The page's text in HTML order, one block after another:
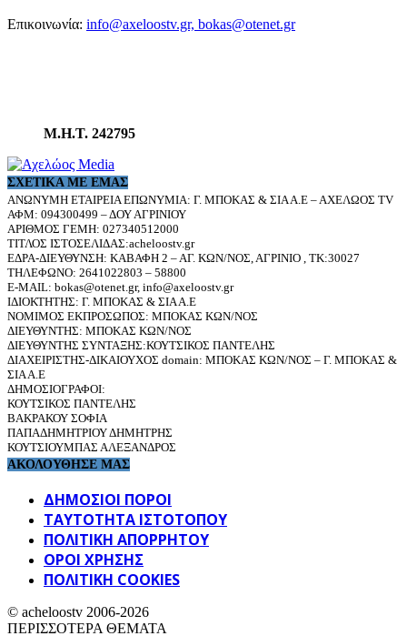
Επικοινωνία: info@axeloostv.gr, bokas@otenet.gr
Μ.Η.Τ. 242795
ΣΧΕΤΙΚΆ ΜΕ ΕΜΆΣ
ΑΝΩΝΥΜΗ ΕΤΑΙΡΕΙΑ ΕΠΩΝΥΜΙΑ: Γ. ΜΠΟΚΑΣ & ΣΙΑ Α.Ε – ΑΧΕΛΩΟΣ TV
ΑΦΜ: 094300499 – ΔΟΥ ΑΓΡΙΝΙΟΥ
ΑΡΙΘΜΟΣ ΓΕΜΗ: 027340512000
ΤΙΤΛΟΣ ΙΣΤΟΣΕΛΙΔΑΣ:acheloostv.gr
ΕΔΡΑ-ΔΙΕΥΘΥΝΣΗ: ΚΑΒΑΦΗ 2 – ΑΓ. ΚΩΝ/ΝΟΣ, ΑΓΡΙΝΙΟ , ΤΚ:30027
ΤΗΛΕΦΩΝΟ: 2641022803 – 58800
E-MAIL: bokas@otenet.gr, info@axeloostv.gr
ΙΔΙΟΚΤΗΤΗΣ: Γ. ΜΠΟΚΑΣ & ΣΙΑ Α.Ε
ΝΟΜΙΜΟΣ ΕΚΠΡΟΣΩΠΟΣ: ΜΠΟΚΑΣ ΚΩΝ/ΝΟΣ
ΔΙΕΥΘΥΝΤΗΣ: ΜΠΟΚΑΣ ΚΩΝ/ΝΟΣ
ΔΙΕΥΘΥΝΤΗΣ ΣΥΝΤΑΞΗΣ:ΚΟΥΤΣΙΚΟΣ ΠΑΝΤΕΛΗΣ
ΔΙΑΧΕΙΡΙΣΤΗΣ-ΔΙΚΑΙΟΥΧΟΣ domain: ΜΠΟΚΑΣ ΚΩΝ/ΝΟΣ – Γ. ΜΠΟΚΑΣ &
ΣΙΑ Α.Ε
ΔΗΜΟΣΙΟΓΡΑΦΟΙ:
ΚΟΥΤΣΙΚΟΣ ΠΑΝΤΕΛΗΣ
ΒΑΚΡΑΚΟΥ ΣΟΦΙΑ
ΠΑΠΑΔΗΜΗΤΡΙΟΥ ΔΗΜΗΤΡΗΣ
ΚΟΥΤΣΙΟΥΜΠΑΣ ΑΛΕΞΑΝΔΡΟΣ
ΑΚΟΛΟΥΘΗΣΕ ΜΑΣ
ΔΗΜΟΣΙΟΙ ΠΟΡΟΙ
ΤΑΥΤΌΤΗΤΑ ΙΣΤΌΤΟΠΟΥ
ΠΟΛΙΤΙΚΉ ΑΠΟΡΡΉΤΟΥ
ΌΡΟΙ ΧΡΉΣΗΣ
ΠΟΛΙΤΙΚΗ COOKIES
© acheloostv 2006-2026
ΠΕΡΙΣΣΟΤΕΡΑ ΘΕΜΑΤΑ